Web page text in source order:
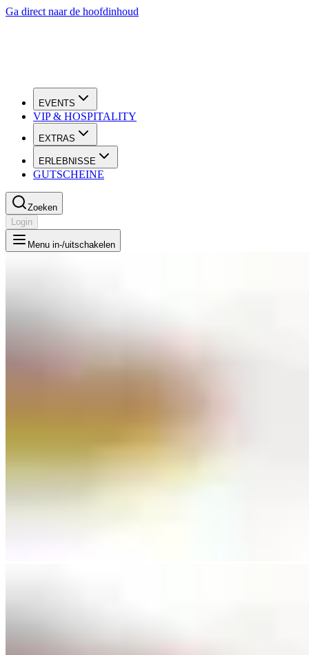
Ga direct naar de hoofdinhoud
EVENTS
VIP & HOSPITALITY
EXTRAS
ERLEBNISSE
GUTSCHEINE
Zoeken
Login
Menu in-/uitschakelen